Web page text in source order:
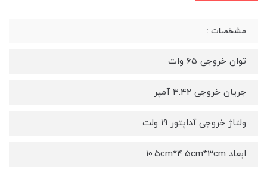
مشخصات :
توان خروجی 65 وات
جریان خروجی 3.42 آمپر
ولتاژ خروجی آداپتور 19 ولت
ابعاد 10.5cm*4.5cm*3cm